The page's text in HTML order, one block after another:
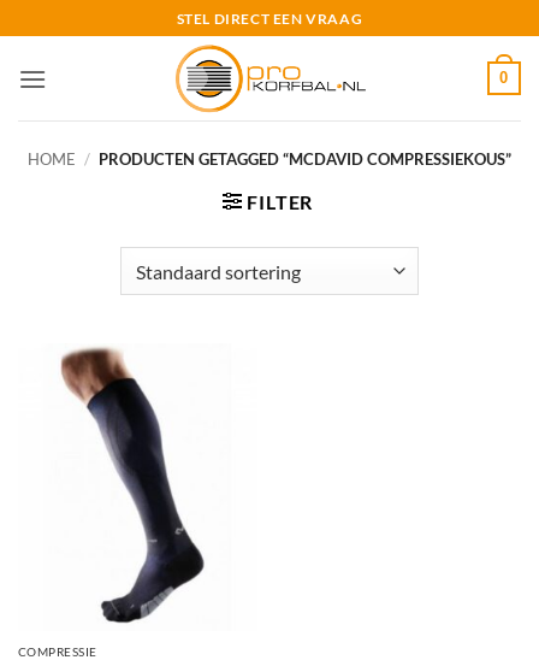
naar
inhoud
STEL DIRECT EEN VRAAG
0
HOME / PRODUCTEN GETAGGED “MCDAVID COMPRESSIEKOUS”
FILTER
COMPRESSIE